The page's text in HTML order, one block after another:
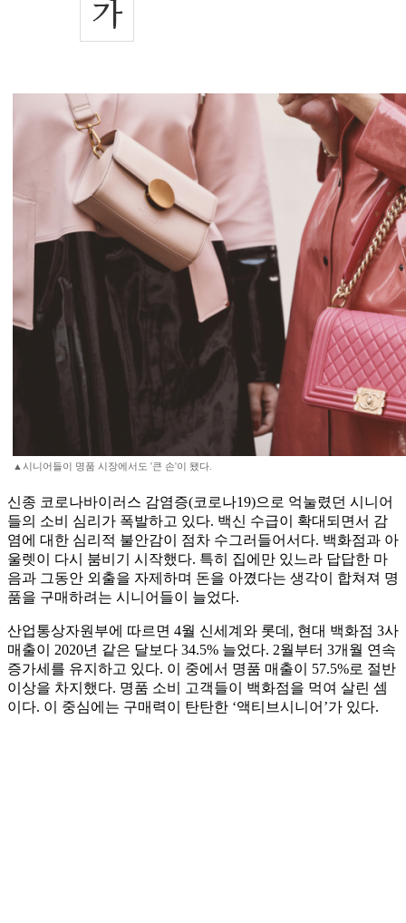
▲시니어들이 명품 시장에서도 '큰 손'이 됐다.
신종 코로나바이러스 감염증(코로나19)으로 억눌렸던 시니어
들의 소비 심리가 폭발하고 있다. 백신 수급이 확대되면서 감
염에 대한 심리적 불안감이 점차 수그러들어서다. 백화점과 아
울렛이 다시 붐비기 시작했다. 특히 집에만 있느라 답답한 마
음과 그동안 외출을 자제하며 돈을 아꼈다는 생각이 합쳐져 명
품을 구매하려는 시니어들이 늘었다.
산업통상자원부에 따르면 4월 신세계와 롯데, 현대 백화점 3사
매출이 2020년 같은 달보다 34.5% 늘었다. 2월부터 3개월 연속
증가세를 유지하고 있다. 이 중에서 명품 매출이 57.5%로 절반
이상을 차지했다. 명품 소비 고객들이 백화점을 먹여 살린 셈
이다. 이 중심에는 구매력이 탄탄한 ‘액티브시니어’가 있다.